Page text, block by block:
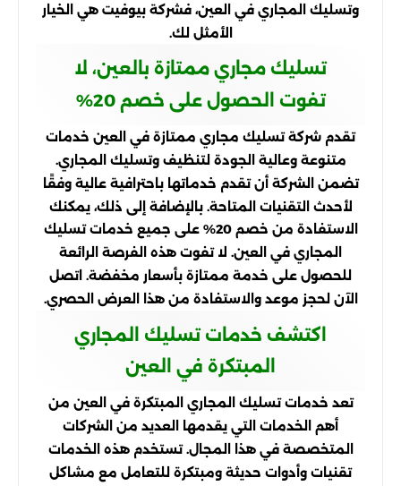
وتسليك المجاري في العين، فشركة بيوفيت هي الخيار
الأمثل لك.
تسليك مجاري ممتازة بالعين، لا
تفوت الحصول على خصم 20%
تقدم شركة تسليك مجاري ممتازة في العين خدمات
متنوعة وعالية الجودة لتنظيف وتسليك المجاري.
تضمن الشركة أن تقدم خدماتها باحترافية عالية وفقًا
لأحدث التقنيات المتاحة. بالإضافة إلى ذلك، يمكنك
الاستفادة من خصم 20% على جميع خدمات تسليك
المجاري في العين. لا تفوت هذه الفرصة الرائعة
للحصول على خدمة ممتازة بأسعار مخفضة. اتصل
الآن لحجز موعد والاستفادة من هذا العرض الحصري.
اكتشف خدمات تسليك المجاري
المبتكرة في العين
تعد خدمات تسليك المجاري المبتكرة في العين من
أهم الخدمات التي يقدمها العديد من الشركات
المتخصصة في هذا المجال. تستخدم هذه الخدمات
تقنيات وأدوات حديثة ومبتكرة للتعامل مع مشاكل